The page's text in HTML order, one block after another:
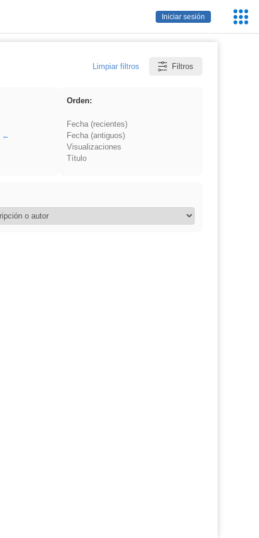
Iniciar sesión
Limpiar filtros Filtros
Orden:
Fecha (recientes)
Fecha (antiguos)
Visualizaciones
Título